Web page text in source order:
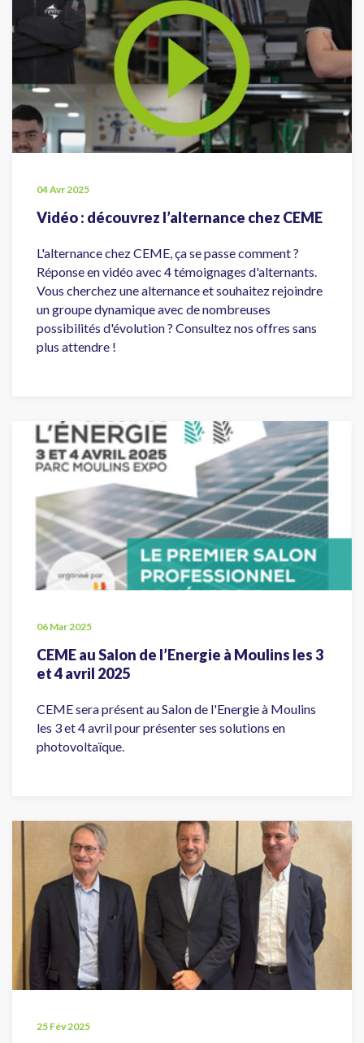
04 Avr 2025
Vidéo : découvrez l’alternance chez CEME
L'alternance chez CEME, ça se passe comment ?
Réponse en vidéo avec 4 témoignages d'alternants.
Vous cherchez une alternance et souhaitez rejoindre
un groupe dynamique avec de nombreuses
possibilités d'évolution ? Consultez nos offres sans
plus attendre !
06 Mar 2025
CEME au Salon de l’Energie à Moulins les 3
et 4 avril 2025
CEME sera présent au Salon de l'Energie à Moulins
les 3 et 4 avril pour présenter ses solutions en
photovoltaïque.
25 Fév 2025